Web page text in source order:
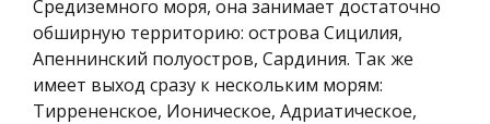
Средиземного моря, она занимает достаточно
обширную территорию: острова Сицилия,
Апеннинский полуостров, Сардиния. Так же
имеет выход сразу к нескольким морям:
Тиррененское, Ионическое, Адриатическое,